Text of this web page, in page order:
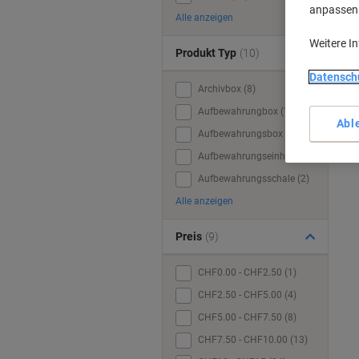
Alle anzeigen
Produkt Typ (10)
Archivbox (8)
Aufbewahrungbox (13)
Aufbewahrungsbox (109)
Aufbewahrungseinheit (1)
Aufbewahrungsschale (2)
Alle anzeigen
Preis (9)
CHF0.00 - CHF2.50 (1)
CHF2.50 - CHF5.00 (4)
CHF5.00 - CHF7.50 (8)
CHF7.50 - CHF10.00 (13)
Weitere